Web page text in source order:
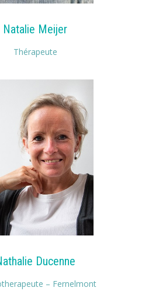
Natalie Meijer
Thérapeute
Ducenne
– Fernelmont